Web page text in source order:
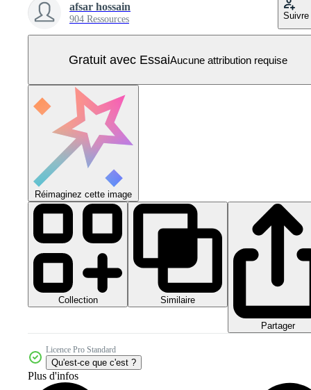
afsar hossain
904 Ressources Suivre
Gratuit avec EssaiAucune attribution requise
Réimaginez cette image
Collection Similaire
Partager
Licence Pro Standard
Qu'est-ce que c'est ?
Plus d'infos